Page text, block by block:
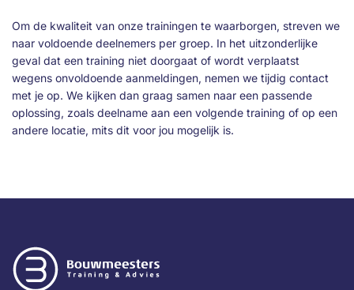
Om de kwaliteit van onze trainingen te waarborgen, streven we
naar voldoende deelnemers per groep. In het uitzonderlijke
geval dat een training niet doorgaat of wordt verplaatst
wegens onvoldoende aanmeldingen, nemen we tijdig contact
met je op. We kijken dan graag samen naar een passende
oplossing, zoals deelname aan een volgende training of op een
andere locatie, mits dit voor jou mogelijk is.